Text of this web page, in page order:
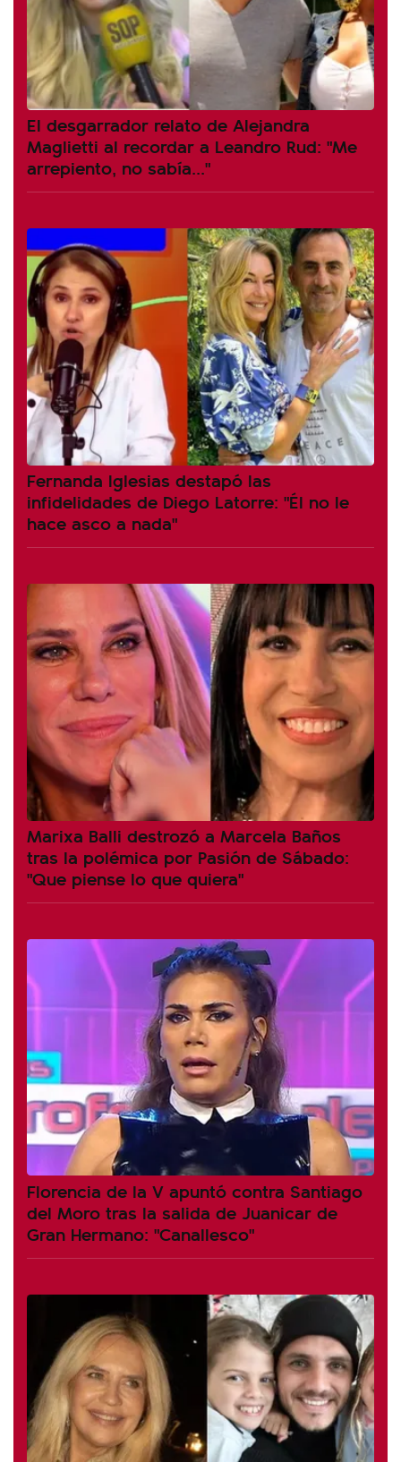
El desgarrador relato de Alejandra
Maglietti al recordar a Leandro Rud: "Me
arrepiento, no sabía..."
Fernanda Iglesias destapó las
infidelidades de Diego Latorre: "Él no le
hace asco a nada"
Marixa Balli destrozó a Marcela Baños
tras la polémica por Pasión de Sábado:
"Que piense lo que quiera"
Florencia de la V apuntó contra Santiago
del Moro tras la salida de Juanicar de
Gran Hermano: "Canallesco"